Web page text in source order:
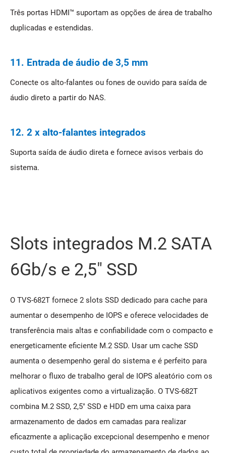
Três portas HDMI™ suportam as opções de área de trabalho
duplicadas e estendidas.
11. Entrada de áudio de 3,5 mm
Conecte os alto-falantes ou fones de ouvido para saída de
áudio direto a partir do NAS.
12. 2 x alto-falantes integrados
Suporta saída de áudio direta e fornece avisos verbais do
sistema.
Slots integrados M.2 SATA
6Gb/s e 2,5" SSD
O TVS-682T fornece 2 slots SSD dedicado para cache para
aumentar o desempenho de IOPS e oferece velocidades de
transferência mais altas e confiabilidade com o compacto e
energeticamente eficiente M.2 SSD. Usar um cache SSD
aumenta o desempenho geral do sistema e é perfeito para
melhorar o fluxo de trabalho geral de IOPS aleatório com os
aplicativos exigentes como a virtualização. O TVS-682T
combina M.2 SSD, 2,5" SSD e HDD em uma caixa para
armazenamento de dados em camadas para realizar
eficazmente a aplicação excepcional desempenho e menor